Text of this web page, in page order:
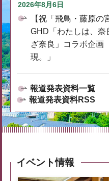
2026年8月6日
【祝「飛鳥・藤原
GHD「わたしは、奈
ざ奈良」コラボ企画
現。」
報道発表資料一覧
報道発表資料RSS
イベント情報